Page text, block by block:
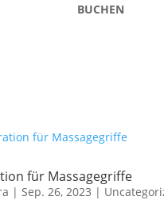
BUCHEN
für Massagegriffe
| Sep. 26, 2023 |